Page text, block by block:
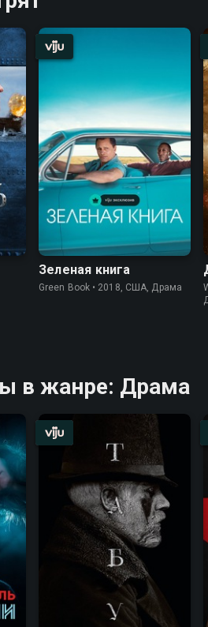
Зеленая книга
Green Book • 2018, США, Драма
в жанре: Драма